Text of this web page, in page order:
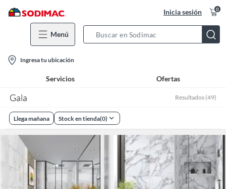
Inicia sesión 0
Menú
Bar
location-
icon
Ingresa tu ubicación
Servicios Ofertas
Gala Resultados (49)
Llega mañana Stock en tienda(0)